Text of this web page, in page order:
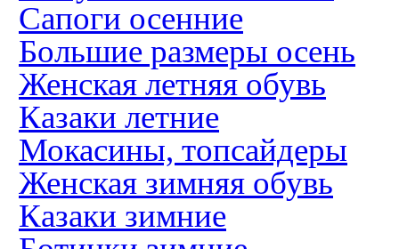
Сапоги осенние
Большие размеры осень
Женская летняя обувь
Казаки летние
Мокасины, топсайдеры
Женская зимняя обувь
Казаки зимние